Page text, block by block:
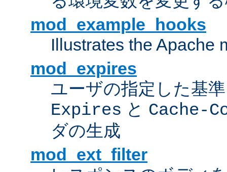
mod_example_hooks
Illustrates the Apache
mod_expires
ユーザの指定した基
Expires と Cache-
ダの生成
mod_ext_filter